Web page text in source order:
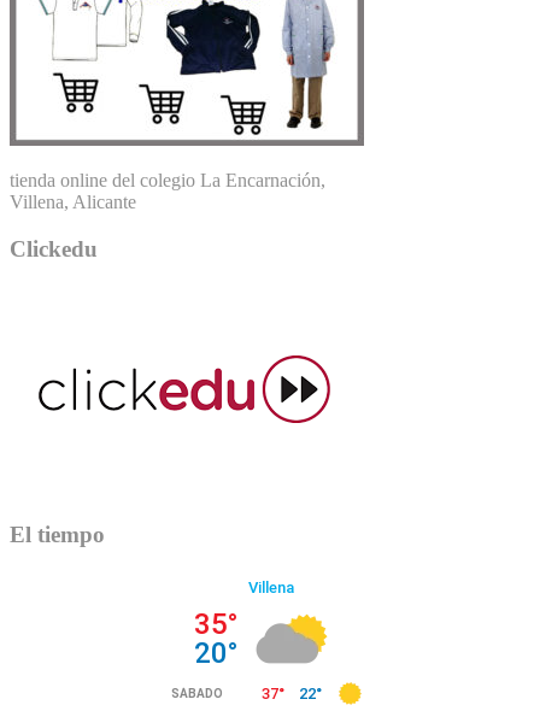
tienda online del colegio La Encarnación,
Villena, Alicante
Clickedu
El tiempo